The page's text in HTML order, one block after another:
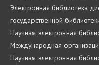
Электронная библиотека
государственной
Научная электронная
Международная
Научная электронная